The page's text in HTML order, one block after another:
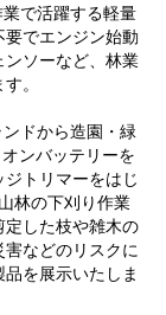
で活躍する軽量
要でエンジン始動
ソーなど、林業
。
ドから造園・緑
ンバッテリーを
トリマーをはじ
林の下刈り作業
した枝や雑木の
などのリスクに
を展示いたしま